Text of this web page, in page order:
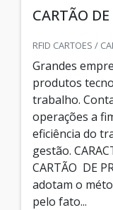
CARTÃO
RFID CARTOES /
Grandes
produtos
trabalho.
operações a
eficiência do
gestão.
CARTÃO DE
adotam o
pelo fato...